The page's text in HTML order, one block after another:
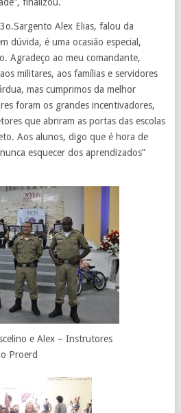
Alex Elias, falou da
dúvida, é uma ocasião especial,
Agradeço ao meu comandante,
militares, aos famílias e servidores
mas cumprimos da melhor
foram os grandes incentivadores,
que abriram as portas das escolas
Aos alunos, digo que é hora de
esquecer dos aprendizados”
e Alex – Instrutores
Proerd